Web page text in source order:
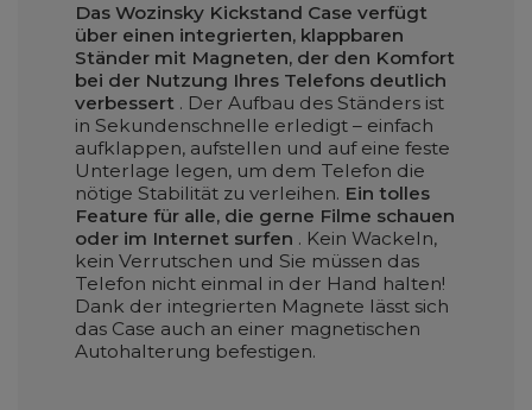
Das Wozinsky Kickstand Case verfügt
über einen integrierten, klappbaren
Ständer mit Magneten, der den Komfort
bei der Nutzung Ihres Telefons deutlich
verbessert . Der Aufbau des Ständers ist
in Sekundenschnelle erledigt – einfach
aufklappen, aufstellen und auf eine feste
Unterlage legen, um dem Telefon die
nötige Stabilität zu verleihen. Ein tolles
Feature für alle, die gerne Filme schauen
oder im Internet surfen . Kein Wackeln,
kein Verrutschen und Sie müssen das
Telefon nicht einmal in der Hand halten!
Dank der integrierten Magnete lässt sich
das Case auch an einer magnetischen
Autohalterung befestigen.